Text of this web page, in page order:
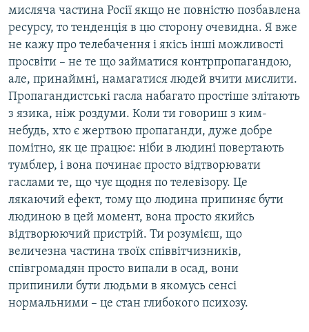
мисляча частина Росії якщо не повністю позбавлена
ресурсу, то тенденція в цю сторону очевидна. Я вже
не кажу про телебачення і якісь інші можливості
просвіти – не те що займатися контрпропагандою,
але, принаймні, намагатися людей вчити мислити.
Пропагандистські гасла набагато простіше злітають
з язика, ніж роздуми. Коли ти говориш з ким-
небудь, хто є жертвою пропаганди, дуже добре
помітно, як це працює: ніби в людині повертають
тумблер, і вона починає просто відтворювати
гаслами те, що чує щодня по телевізору. Це
лякаючий ефект, тому що людина припиняє бути
людиною в цей момент, вона просто якийсь
відтворюючий пристрій. Ти розумієш, що
величезна частина твоїх співвітчизників,
співгромадян просто випали в осад, вони
припинили бути людьми в якомусь сенсі
нормальними – це стан глибокого психозу.